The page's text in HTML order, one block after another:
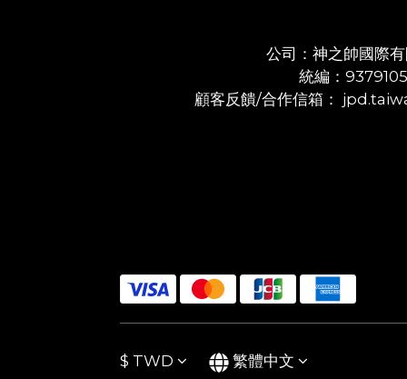
公司：神之帥國際
統編：
顧客反饋/合作信箱：
$ TWD 繁體中文